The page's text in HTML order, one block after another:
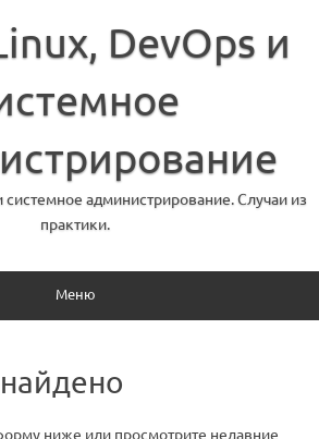
DevOps и
администрирование. Случаи из
практики.
Меню
ниже или просмотрите недавние